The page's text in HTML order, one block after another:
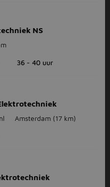
NS
36 - 40 uur
Amsterdam (17 km)